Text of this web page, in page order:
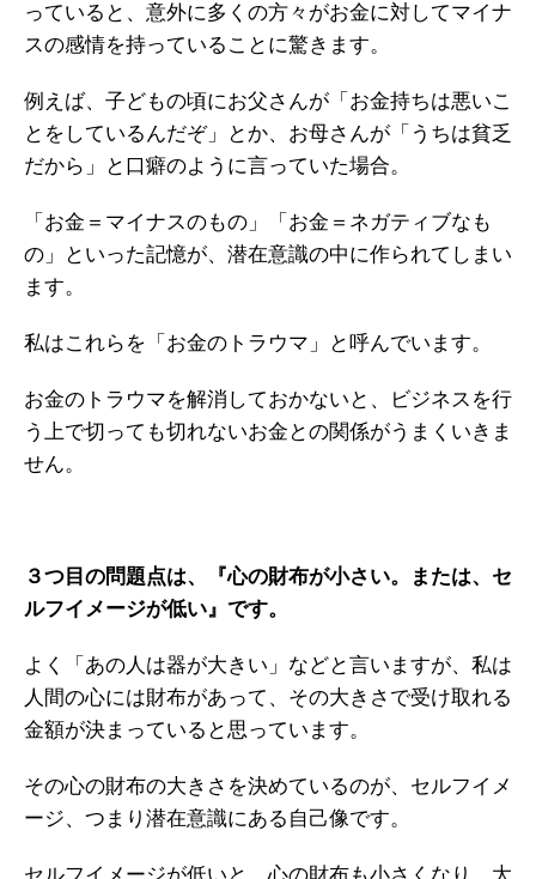
っていると、意外に多くの方々がお金に対してマイナ
スの感情を持っていることに驚きます。
例えば、子どもの頃にお父さんが「お金持ちは悪いこ
とをしているんだぞ」とか、お母さんが「うちは貧乏
だから」と口癖のように言っていた場合。
「お金＝マイナスのもの」「お金＝ネガティブなも
の」といった記憶が、潜在意識の中に作られてしまい
ます。
私はこれらを「お金のトラウマ」と呼んでいます。
お金のトラウマを解消しておかないと、ビジネスを行
う上で切っても切れないお金との関係がうまくいきま
せん。
３つ目の問題点は、『心の財布が小さい。または、セ
ルフイメージが低い』です。
よく「あの人は器が大きい」などと言いますが、私は
人間の心には財布があって、その大きさで受け取れる
金額が決まっていると思っています。
その心の財布の大きさを決めているのが、セルフイメ
ージ、つまり潜在意識にある自己像です。